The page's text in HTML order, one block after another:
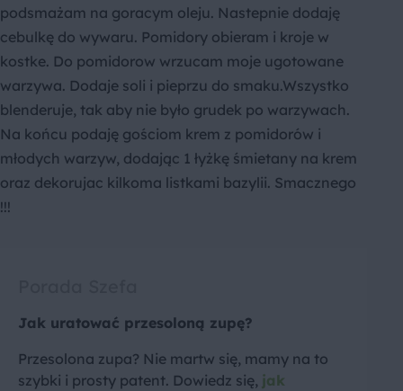
podsmażam na goracym oleju. Nastepnie dodaję
cebulkę do wywaru. Pomidory obieram i kroje w
kostke. Do pomidorow wrzucam moje ugotowane
warzywa. Dodaje soli i pieprzu do smaku.Wszystko
blenderuje, tak aby nie było grudek po warzywach.
Na końcu podaję gościom krem z pomidorów i
młodych warzyw, dodając 1 łyżkę śmietany na krem
oraz dekorujac kilkoma listkami bazylii. Smacznego
!!!
Jak uratować przesoloną zupę?
Przesolona zupa? Nie martw się, mamy na to
szybki i prosty patent. Dowiedz się, jak